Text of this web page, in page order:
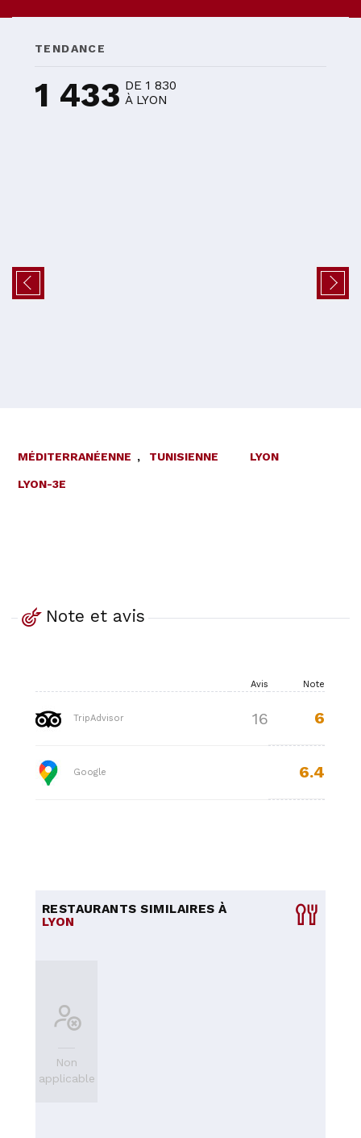
TENDANCE
1 433 DE 1 830
À LYON
MÉDITERRANÉENNE , TUNISIENNE LYON
LYON-3E
Note et avis
Avis Note
TripAdvisor 16 6
Google 6.4
RESTAURANTS SIMILAIRES À
LYON
Non
applicable